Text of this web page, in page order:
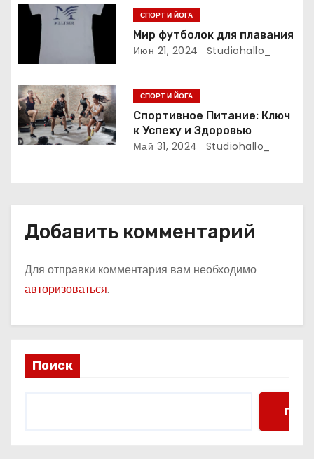
а
с
я
СПОРТ И ЙОГА
Мир футболок для плавания
Июн 21, 2024 Studiohallo_
СПОРТ И ЙОГА
Спортивное Питание: Ключ
к Успеху и Здоровью
Май 31, 2024 Studiohallo_
Добавить комментарий
Для отправки комментария вам необходимо
авторизоваться.
Поиск
Поиск